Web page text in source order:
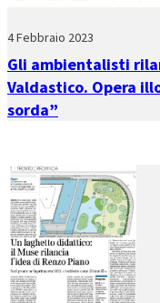
4 Febbraio 2023
Gli ambientalisti
Valdastico. Opera
sorda”